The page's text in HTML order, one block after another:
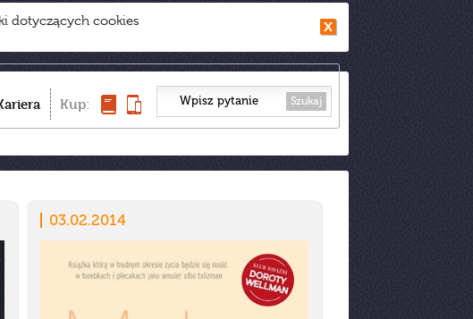
dotyczących cookies
Kup: Szukaj
03.02.2014